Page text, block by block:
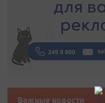
Важные новости